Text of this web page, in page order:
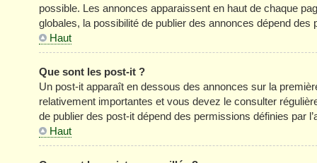
possible. Les annonces apparaissent en haut de chaque
globales, la possibilité de publier des annonces dépend des
Haut
Que sont les post-it ?
Un post-it apparaît en dessous des annonces sur la
relativement importantes et vous devez le consulter
de publier des post-it dépend des permissions définies par
Haut